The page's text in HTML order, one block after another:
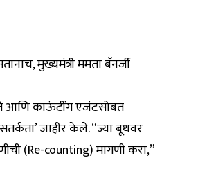
मुख्यमंत्री ममता बॅनर्जी
आणि काऊंटींग एजंटसोबत
जाहीर केले. “ज्या बूथवर
(Re-counting) मागणी करा,”